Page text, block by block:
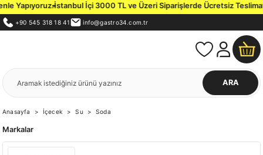
Yapıyoruz.İstanbul İçi 3000 TL ve Üzeri Siparişlerde Ücretsiz Teslimat.
+90 545 318 18 41 info@gastro34.com.tr
ARA
Anasayfa İçecek Su Soda
Markalar